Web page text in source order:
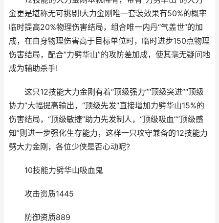
金更是堪称无可挑剔!大力金刚唯一套装效果有50%的概率
临时提高20%物理伤害结局，组合唯一内丹“气盖世”的加
成，在自身物理伤害高于目标单位时，临时进步150点物理
伤害结局，配合“力劈华山”的攻防差加成，使其毫无疑问地
成为辅助杀手!
这只12技能大力金刚有着“顶级强力”“顶级突进”“顶级
协力”大幅提高输出，“顶级先发”直接增加力劈华山15%的
伤害结局，“顶级敏捷”助力先发制人，“顶级吸血”“顶级感
知”则进一步强化生存能力，这样一只攻守兼备的12技能力
劈大力金刚，各位少侠是否心动呢?
10技能力劈华山吸血鬼
攻击资质1445
防御资质889